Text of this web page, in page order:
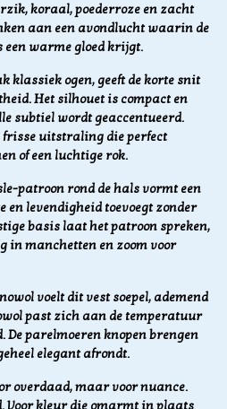
koraal, poederroze en zacht
aan een avondlucht waarin de
warme gloed krijgt.
klassiek ogen, geeft de korte snit
Het silhouet is compact en
subtiel wordt geaccentueerd.
uitstraling die perfect
of een luchtige rok.
patroon rond de hals vormt een
levendigheid toevoegt zonder
basis laat het patroon spreken,
manchetten en zoom voor
voelt dit vest soepel, ademend
past zich aan de temperatuur
De parelmoeren knopen brengen
elegant afrondt.
overdaad, maar voor nuance.